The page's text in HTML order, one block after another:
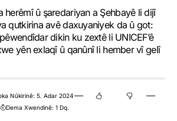
herêmî û şaredariyan a Şehbayê li dijî
qutkirina avê daxuyaniyek da û got:
dikin ku zextê li UNICEF’ê
yên exlaqî û qanûnî li hember vî gelî
Nûkirinê: 5. Adar 2024
Dema Xwendinê: 1 Dq.